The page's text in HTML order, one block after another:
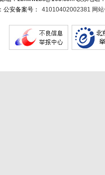
公安备案号：
41010402002381 网